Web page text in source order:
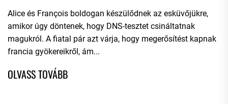
Alice és François boldogan készülődnek az esküvőjükre,
amikor úgy döntenek, hogy DNS-tesztet csináltatnak
magukról. A fiatal pár azt várja, hogy megerősítést kapnak
francia gyökereikről, ám...